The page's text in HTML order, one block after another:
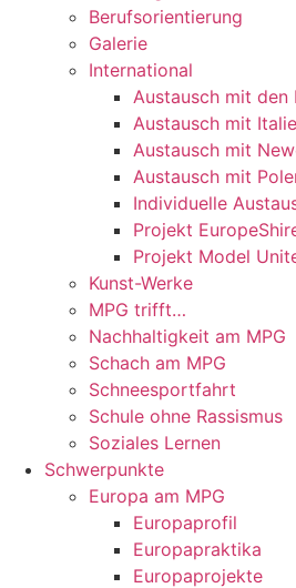
Berufsorientierung
Galerie
International
Austausch mit den
Austausch mit
Austausch mit
Austausch mit
Individuelle
Projekt
Projekt Model
Kunst-Werke
MPG trifft…
Nachhaltigkeit am MPG
Schach am MPG
Schneesportfahrt
Schule ohne Rassismus
Soziales Lernen
Schwerpunkte
Europa am MPG
Europaprofil
Europapraktika
Europaprojekte